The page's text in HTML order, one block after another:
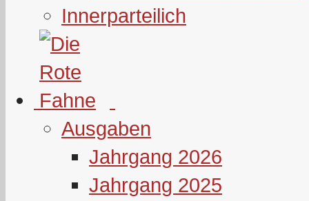
Innerparteilich
Ausgaben
Jahrgang 2026
Jahrgang 2025